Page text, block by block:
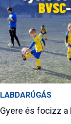
LABDARÚGÁS
Gyere és focizz a